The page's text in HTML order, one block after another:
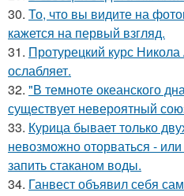
30. То, что вы видите на
кажется на первый взгляд.
31. Протурецкий курс
ослабляет.
32. "В темноте океанского
существует невероятный
33. Курица бывает только
невозможно оторваться -
запить стаканом воды.
34. Ганвест объявил себя